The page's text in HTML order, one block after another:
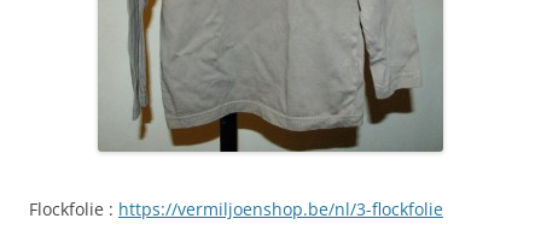
Flockfolie : https://vermiljoenshop.be/nl/3-flockfolie